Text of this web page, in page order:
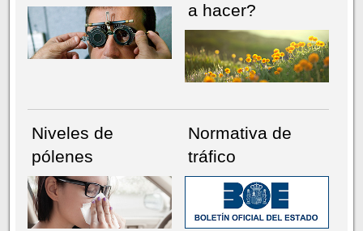
a hacer?
Niveles de
pólenes
Normativa de
tráfico